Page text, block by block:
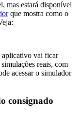
mas estará disponível
que mostra como o
aplicativo vai ficar
reais, com
acessar o simulador
consignado